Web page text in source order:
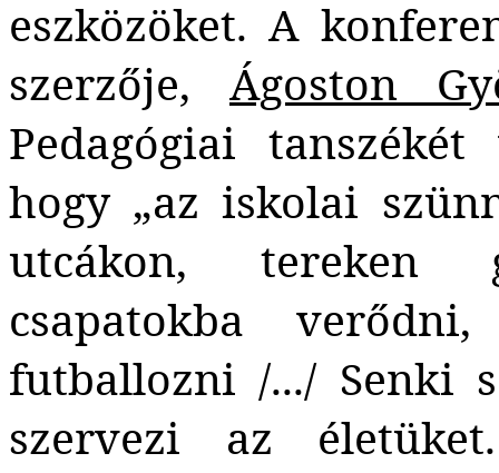
eszközöket. A
szerzője, Ágoston
Pedagógiai
hogy „az iskolai
utcákon, tereken
csapatokba
futballozni /.../ Senki
szervezi az